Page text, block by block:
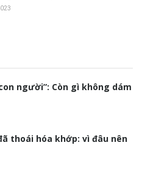
người”: Còn gì không dám
thoái hóa khớp: vì đâu nên